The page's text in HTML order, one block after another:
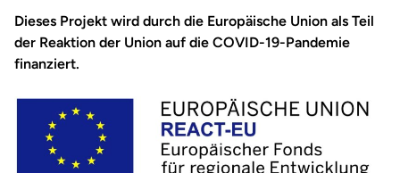
Dieses Projekt wird durch die Europäische Union als Teil
der Reaktion der Union auf die COVID-19-Pandemie
finanziert.